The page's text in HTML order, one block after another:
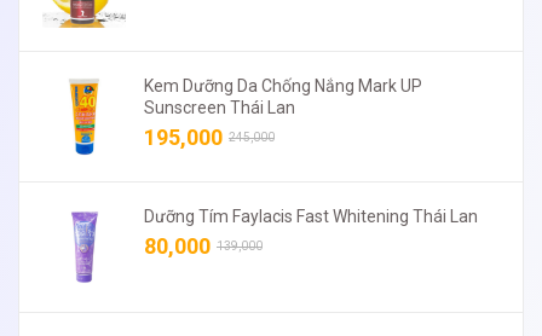
Kem Dưỡng Da Chống Nắng Mark UP
Sunscreen Thái Lan
195,000 245,000
Dưỡng Tím Faylacis Fast Whitening Thái Lan
80,000 139,000